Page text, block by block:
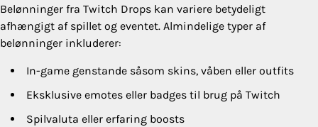
Belønninger fra Twitch Drops kan variere betydeligt
afhængigt af spillet og eventet. Almindelige typer af
belønninger inkluderer:
In-game genstande såsom skins, våben eller outfits
Eksklusive emotes eller badges til brug på Twitch
Spilvaluta eller erfaring boosts